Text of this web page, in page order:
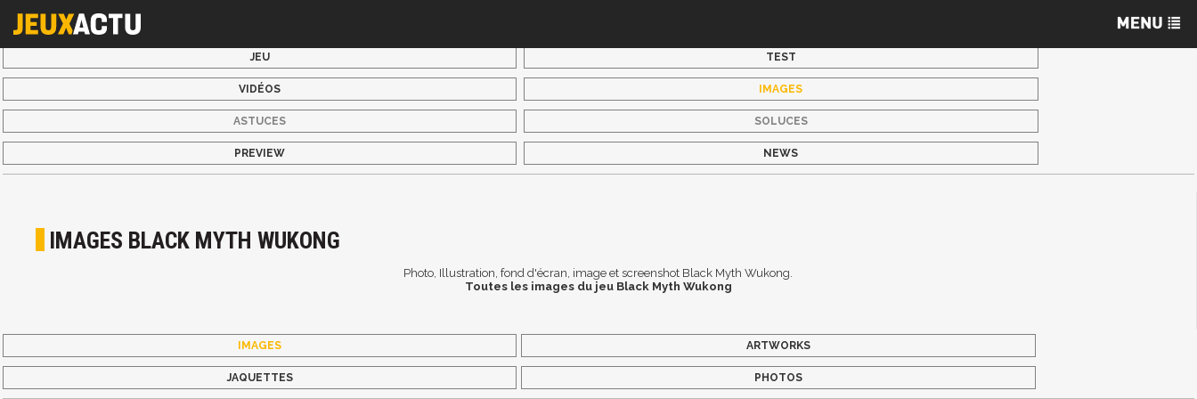
JEU TEST
VIDÉOS IMAGES
ASTUCES SOLUCES
PREVIEW NEWS
IMAGES BLACK MYTH WUKONG
Photo, Illustration, fond d'écran, image et screenshot Black Myth Wukong.
Toutes les images du jeu Black Myth Wukong
IMAGES ARTWORKS
JAQUETTES PHOTOS